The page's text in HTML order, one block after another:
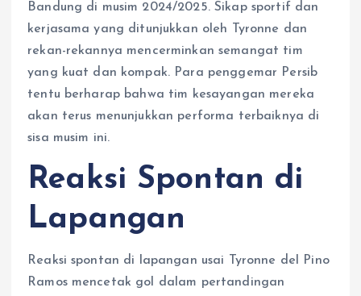
Bandung di musim 2024/2025. Sikap sportif dan
kerjasama yang ditunjukkan oleh Tyronne dan
rekan-rekannya mencerminkan semangat tim
yang kuat dan kompak. Para penggemar Persib
tentu berharap bahwa tim kesayangan mereka
akan terus menunjukkan performa terbaiknya di
sisa musim ini.
Reaksi Spontan di
Lapangan
Reaksi spontan di lapangan usai Tyronne del Pino
Ramos mencetak gol dalam pertandingan